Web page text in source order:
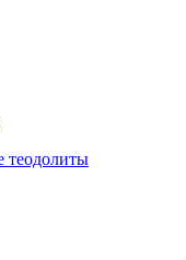
теодолиты